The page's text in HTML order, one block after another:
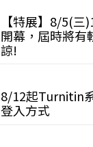
【特展】8/5(三
開幕，屆時將有
諒!
8/12起Turnitin
登入方式